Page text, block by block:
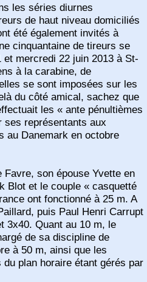
les séries diurnes
de haut niveau domiciliés
été également invités à
cinquantaine de tireurs se
mercredi 22 juin 2013 à St-
à la carabine, de
se sont imposées sur les
du côté amical, sachez que
les « ante pénultièmes
ses représentants aux
au Danemark en octobre
son épouse Yvette en
Blot et le couple « casquetté
ont fonctionné à 25 m. A
puis Paul Henri Carrupt
3x40. Quant au 10 m, le
de sa discipline de
à 50 m, ainsi que les
plan horaire étant gérés par